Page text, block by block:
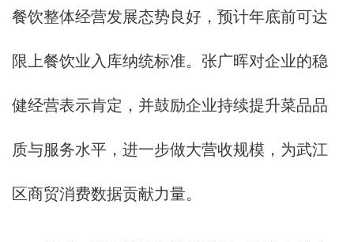
餐饮整体经营发展态势良好，预计年底前可达
限上餐饮业入库纳统标准。张广晖对企业的稳
健经营表示肯定，并鼓励企业持续提升菜品品
质与服务水平，进一步做大营收规模，为武江
区商贸消费数据贡献力量。